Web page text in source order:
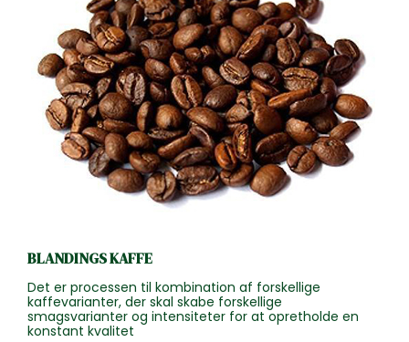
BLANDINGS KAFFE
Det er processen til kombination af forskellige
kaffevarianter, der skal skabe forskellige
smagsvarianter og intensiteter for at opretholde en
konstant kvalitet